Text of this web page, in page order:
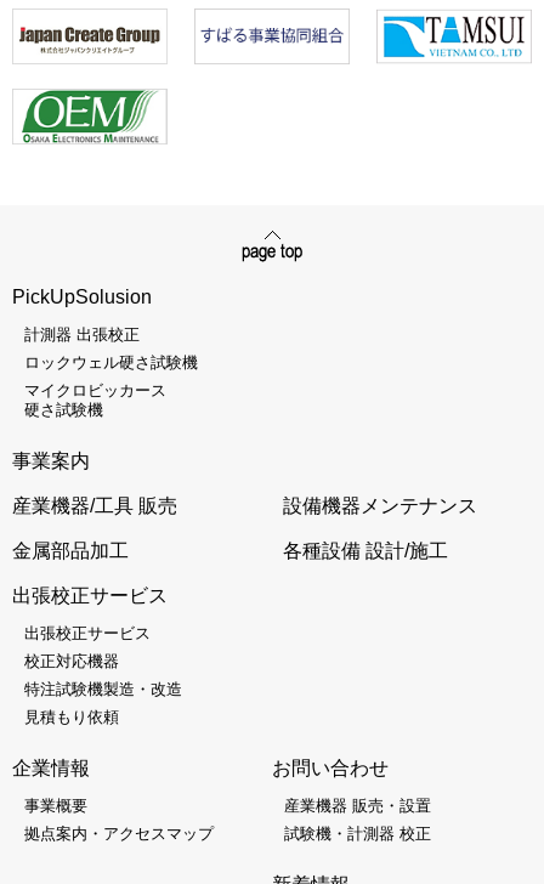
PickUpSolusion
計測器 出張校正
ロックウェル硬さ試験機
マイクロビッカース
硬さ試験機
事業案内
産業機器/工具 販売 設備機器メンテナンス
金属部品加工 各種設備 設計/施工
出張校正サービス
出張校正サービス
校正対応機器
特注試験機製造・改造
見積もり依頼
企業情報
事業概要
拠点案内・アクセスマップ
お問い合わせ
産業機器 販売・設置
試験機・計測器 校正